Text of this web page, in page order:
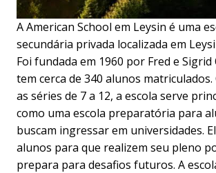
A American School em Leysin é uma
secundária privada localizada em
Foi fundada em 1960 por Fred e Sigrid
tem cerca de 340 alunos matriculados.
as séries de 7 a 12, a escola serve
como uma escola preparatória para
buscam ingressar em universidades.
alunos para que realizem seu pleno
prepara para desafios futuros. A